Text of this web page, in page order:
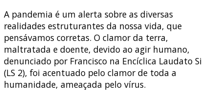
A pandemia é um alerta sobre as diversas
realidades estruturantes da nossa vida, que
pensávamos corretas. O clamor da terra,
maltratada e doente, devido ao agir humano,
denunciado por Francisco na Encíclica Laudato Si
(LS 2), foi acentuado pelo clamor de toda a
humanidade, ameaçada pelo vírus.